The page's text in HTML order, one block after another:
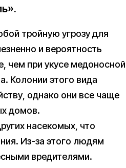
тройную угрозу для
и вероятность
чем при укусе медоносной
Колонии этого вида
однако они все чаще
домов.
насекомых, что
Из-за этого людям
вредителями.